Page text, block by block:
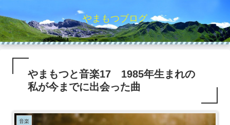
やまもつブログ
やまもつと音楽17 1985年生まれの
私が今までに出会った曲
音楽